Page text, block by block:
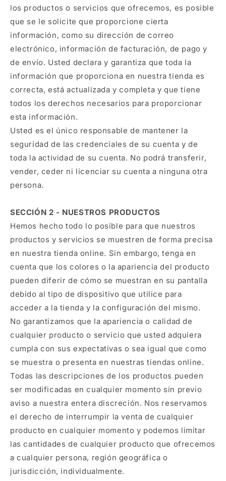
los productos o servicios que ofrecemos, es posible
que se le solicite que proporcione cierta
información, como su dirección de correo
electrónico, información de facturación, de pago y
de envío. Usted declara y garantiza que toda la
información que proporciona en nuestra tienda es
correcta, está actualizada y completa y que tiene
todos los derechos necesarios para proporcionar
esta información.
Usted es el único responsable de mantener la
seguridad de las credenciales de su cuenta y de
toda la actividad de su cuenta. No podrá transferir,
vender, ceder ni licenciar su cuenta a ninguna otra
persona.
SECCIÓN 2 - NUESTROS PRODUCTOS
Hemos hecho todo lo posible para que nuestros
productos y servicios se muestren de forma precisa
en nuestra tienda online. Sin embargo, tenga en
cuenta que los colores o la apariencia del producto
pueden diferir de cómo se muestran en su pantalla
debido al tipo de dispositivo que utilice para
acceder a la tienda y la configuración del mismo.
No garantizamos que la apariencia o calidad de
cualquier producto o servicio que usted adquiera
cumpla con sus expectativas o sea igual que como
se muestra o presenta en nuestras tiendas online.
Todas las descripciones de los productos pueden
ser modificadas en cualquier momento sin previo
aviso a nuestra entera discreción. Nos reservamos
el derecho de interrumpir la venta de cualquier
producto en cualquier momento y podemos limitar
las cantidades de cualquier producto que ofrecemos
a cualquier persona, región geográfica o
jurisdicción, individualmente.